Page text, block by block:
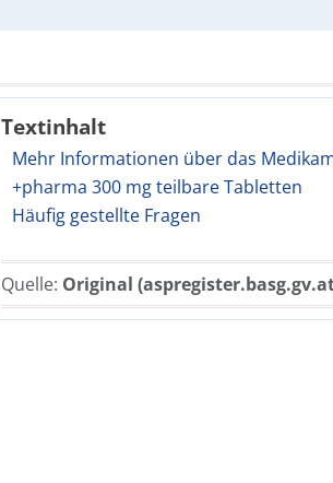
Textinhalt
Mehr Informationen über das
+pharma 300 mg teilbare Tabletten
Häufig gestellte Fragen
Quelle: Original